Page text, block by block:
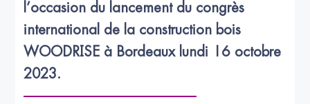
l’occasion du lancement du congrès
international de la construction bois
WOODRISE à Bordeaux lundi 16 octobre
2023.